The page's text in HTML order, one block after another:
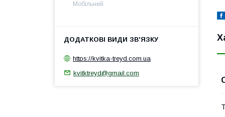
Мобільний
https://kvitka-treyd.com.ua
kvitktreyd@gmail.com